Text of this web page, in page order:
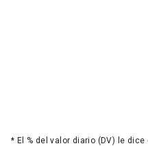
* El % del valor diario (DV) le